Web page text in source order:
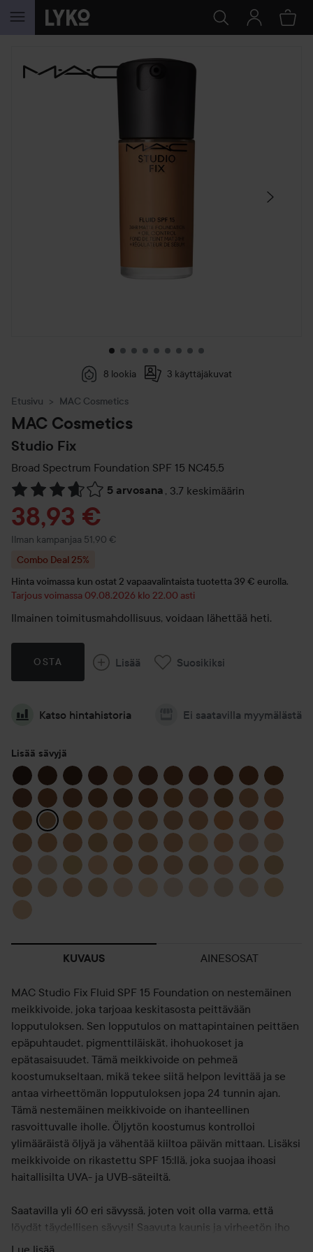
SIIRTYÄ JHK SISÄLTÖÖN
OHITA OSIO
8 lookia 3 käyttäjäkuvat
Etusivu MAC Cosmetics
MAC Cosmetics
Studio Fix
Broad Spectrum Foundation SPF 15 NC45,5
5 arvosana , 3.7 keskimäärin
Siirtyä jhk Arvosana & kommentit
Tarjoushinta
38,93 €
Ilman kampanjaa 51,90 €
Combo Deal 25%
Hinta voimassa kun ostat 2 vapaavalintaista tuotetta 39 € eurolla.
Tarjous voimassa 09.08.2026 klo 22.00 asti
Ilmainen toimitusmahdollisuus, voidaan lähettää heti.
OSTA Lisää Suosikiksi
Katso hintahistoria Ei saatavilla myymälästä
Lisää sävyjä
KUVAUS AINESOSAT
MAC Studio Fix Fluid SPF 15 Foundation on nestemäinen
meikkivoide, joka tarjoaa keskitasosta peittävään
lopputuloksen. Sen lopputulos on mattapintainen peittäen
epäpuhtaudet, pigmenttiläiskät, ihohuokoset ja
epätasaisuudet. Tämä meikkivoide on pehmeä
koostumukseltaan, mikä tekee siitä helpon levittää ja se
antaa virheettömän lopputuloksen jopa 24 tunnin ajan.
Tämä nestemäinen meikkivoide on ihanteellinen
rasvoittuvalle iholle. Öljytön koostumus kontrolloi
ylimääräistä öljyä ja vähentää kiiltoa päivän mittaan. Lisäksi
meikkivoide on rikastettu SPF 15:llä, joka suojaa ihoasi
haitallisilta UVA- ja UVB-säteiltä.
Saatavilla yli 60 eri sävyssä, joten voit olla varma, että
löydät täydellisen sävysi! Saavuta kaunis ja virheetön iho
tällä upealla meikkivoiteella.
Lue lisää